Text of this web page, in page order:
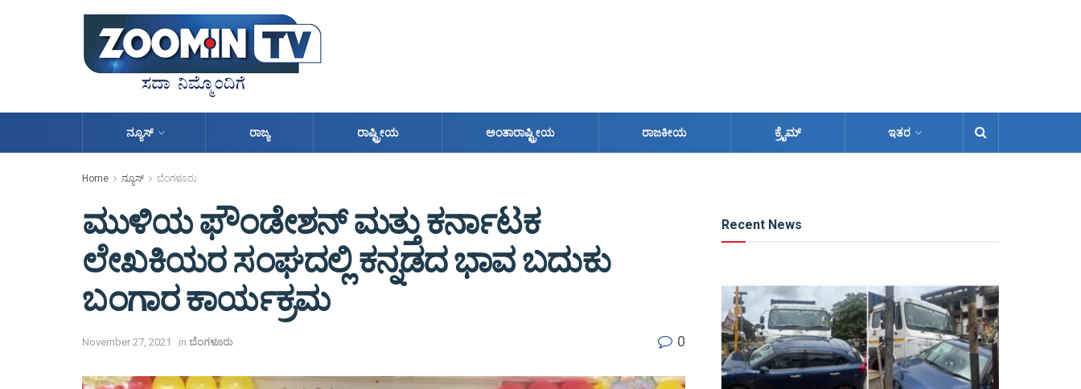
ನ್ಯೂಸ್ ರಾಜ್ಯ ರಾಷ್ಟ್ರೀಯ ಅಂತಾರಾಷ್ಟ್ರೀಯ ರಾಜಕೀಯ ಕ್ರೈಮ್ ಇತರ
Home ನ್ಯೂಸ್ ಬೆಂಗಳೂರು
ಮುಳಿಯ ಫೌಂಡೇಶನ್ ಮತ್ತು ಕರ್ನಾಟಕ
ಲೇಖಕಿಯರ ಸಂಘದಲ್ಲಿ ಕನ್ನಡದ ಭಾವ ಬದುಕು
ಬಂಗಾರ ಕಾರ್ಯಕ್ರಮ
November 27, 2021 in ಬೆಂಗಳೂರು 0
Recent News